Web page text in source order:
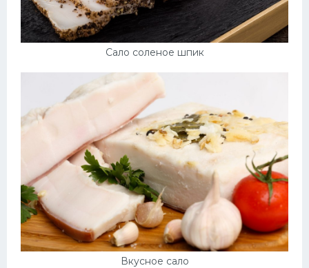
Сало соленое шпик
Вкусное сало